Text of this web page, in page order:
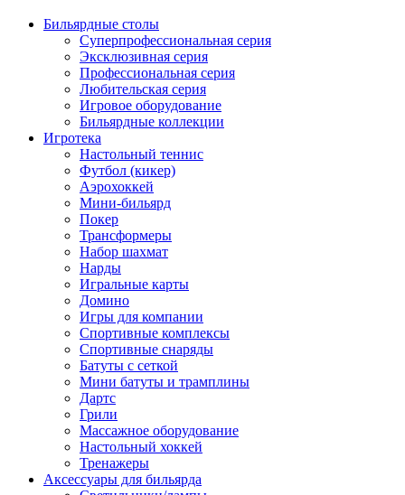
Бильярдные столы
Суперпрофессиональная серия
Эксклюзивная серия
Профессиональная серия
Любительская серия
Игровое оборудование
Бильярдные коллекции
Игротека
Настольный теннис
Футбол (кикер)
Аэрохоккей
Мини-бильярд
Покер
Трансформеры
Набор шахмат
Нарды
Игральные карты
Домино
Игры для компании
Спортивные комплексы
Спортивные снаряды
Батуты с сеткой
Мини батуты и трамплины
Дартс
Грили
Массажное оборудование
Настольный хоккей
Тренажеры
Аксессуары для бильярда